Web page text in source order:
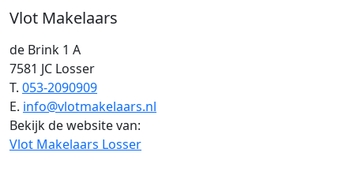
Vlot Makelaars
de Brink 1 A
7581 JC Losser
T. 053-2090909
E. info@vlotmakelaars.nl
Bekijk de website van:
Vlot Makelaars Losser